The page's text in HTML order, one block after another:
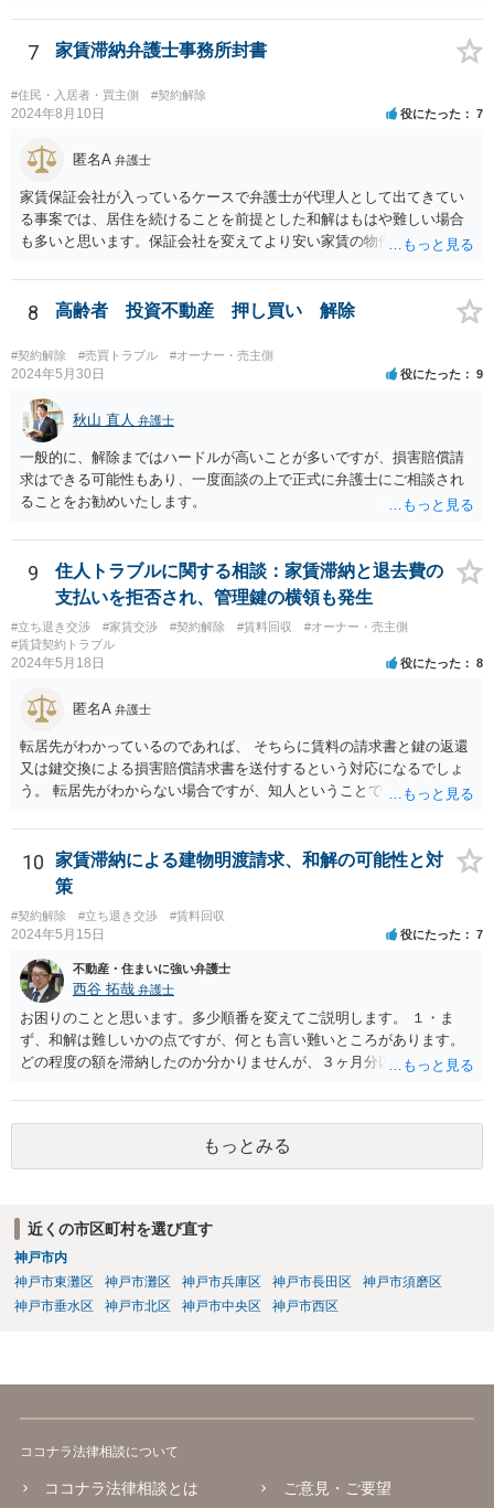
7 家賃滞納弁護士事務所封書
#住民・入居者・買主側 #契約解除
2024年8月10日 役にたった 7
匿名A 弁護士
家賃保証会社が入っているケースで弁護士が代理人として出てきてい
る事案では、居住を続けることを前提とした和解はもはや難しい場合
も多いと思います。保証会社を変えてより安い家賃の物件に転居する
8 高齢者 投資不動産 押し買い 解除
#契約解除 #売買トラブル #オーナー・売主側
2024年5月30日 役にたった 9
秋山 直人 弁護士
一般的に、解除まではハードルが高いことが多いですが、損害賠償請
求はできる可能性もあり、一度面談の上で正式に弁護士にご相談され
ることをお勧めいたします。
9
住人トラブルに関する相談：家賃滞納と退去費の
支払いを拒否され、管理鍵の横領も発生
#立ち退き交渉 #家賃交渉 #契約解除 #賃料回収
#オーナー・売主側
#賃貸契約トラブル
2024年5月18日 役にたった 8
匿名A 弁護士
転居先がわかっているのであれば、 そちらに賃料の請求書と鍵の返還
又は鍵交換による損害賠償請求書を送付するという対応になるでしょ
う。 転居先がわからない場合ですが、知人ということで、連絡がつく
で、適切な対応が望めない場合は、債権回収を弁護士に依頼すること
をご検討ください。
10
家賃滞納による建物明渡請求、和解の可能性と対
策
#契約解除 #立ち退き交渉 #賃料回収
2024年5月15日 役にたった 7
不動産・住まいに強い弁護士
西谷 拓哉 弁護士
お困りのことと思います。多少順番を変えてご説明します。 １・ま
ず、和解は難しいかの点ですが、何とも言い難いところがあります。
どの程度の額を滞納したのか分かりませんが、３ヶ月分以上滞納した
れたと評価され、来月払えるからと言って、大家があなたとの賃貸借
契約が解約できることに変わりなくなってしまうからです。 そのよう
な場合、相手が、「もう出て行って欲しい」と考えていれば、引き続
き居住する前提での和解は難しい可能性があります。 ２・弁護士が事
頼を受けられないかもしれないです。依頼を受けるにしても厳しめの
リスクを踏まえた上でのものとなる可能性があります。 定型的な事件
依頼となるかもわからず、着手金額もなんともいえないと思います。
複数事務所にあたり、着手金額を確認されるとよいと思います。 ３・
もっとみる
近くの市区町村を選び直す
神戸市内
神戸市東灘区
神戸市灘区 神戸市兵庫区 神戸市長田区
神戸市須磨区
神戸市垂水区
神戸市北区 神戸市中央区 神戸市西区
ココナラ法律相談について
ココナラ法律相談とは
ご意見・ご要望